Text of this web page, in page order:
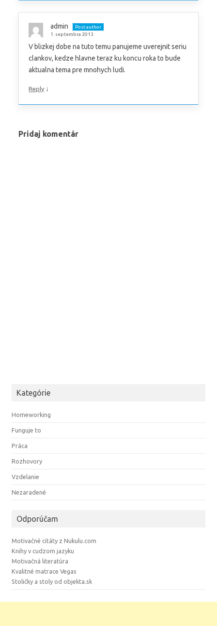
admin
Post author
1. septembra 2013
V blizkej dobe na tuto temu panujeme uverejnit seriu
clankov, kedze hlavne teraz ku koncu roka to bude
aktualna tema pre mnohych ludi.
Reply ↓
Pridaj komentár
Kategórie
Homeworking
Funguje to
Práca
Rozhovory
Vzdelanie
Nezaradené
Odporúčam
Motivačné citáty z Nukulu.com
Knihy v cudzom jazyku
Motivačná literatúra
Kvalitné matrace Vegas
Stoličky a stoly od objekta.sk